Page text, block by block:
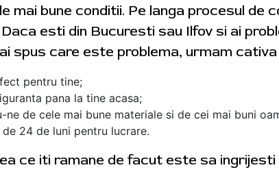
mai bune conditii. Pe langa procesul
esti din Bucuresti sau Ilfov si ai
spus care este problema, urmam
pentru tine;
pana la tine acasa;
ne de cele mai bune materiale si de cei mai buni
24 de luni pentru lucrare.
ce iti ramane de facut este sa